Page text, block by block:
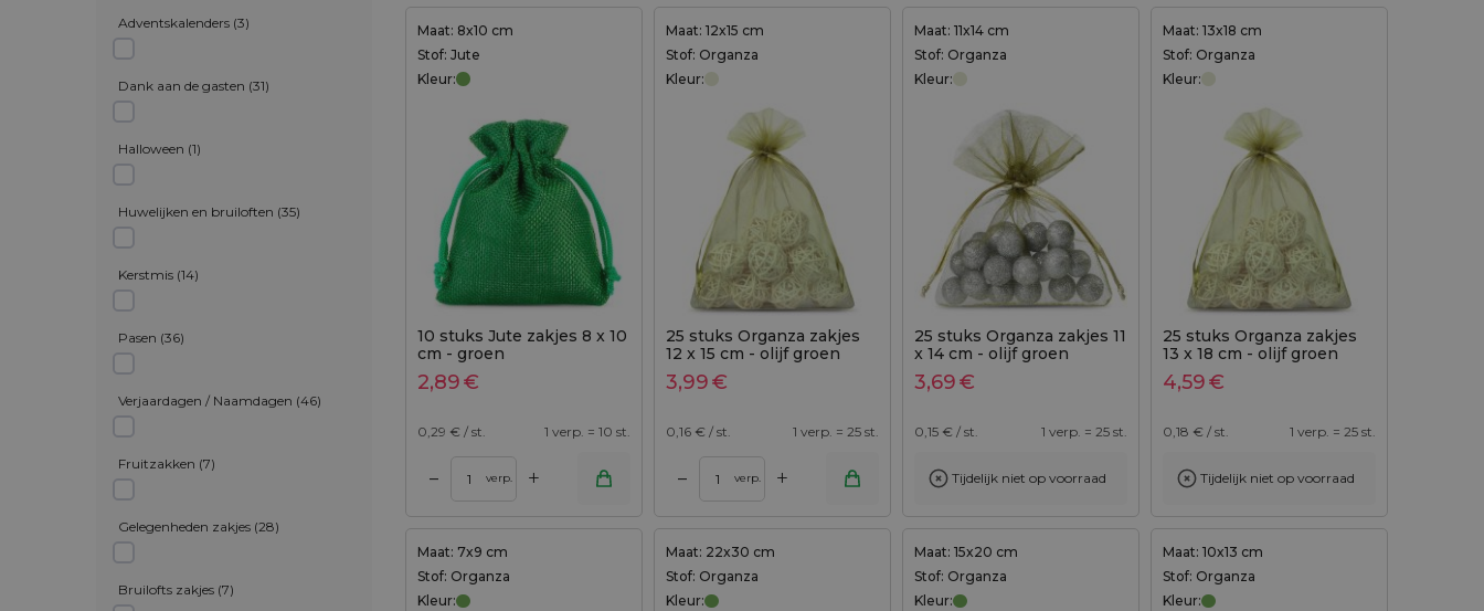
Adventskalenders (3)
Dank aan de gasten (31)
Halloween (1)
Huwelijken en bruiloften (35)
Kerstmis (14)
Pasen (36)
Verjaardagen / Naamdagen (46)
Fruitzakken (7)
Gelegenheden zakjes (28)
Bruilofts zakjes (7)
Maat: 8x10 cm
Stof: Jute
Kleur:
10 stuks Jute zakjes 8 x 10
cm - groen
2,89€
0,29 € / st. 1 verp. = 10 st.
– verp. +
aan winkelwagen
Maat: 12x15 cm
Stof: Organza
Kleur:
25 stuks Organza zakjes
12 x 15 cm - olijf groen
3,99€
0,16 € / st. 1 verp. = 25 st.
– verp. +
Maat: 11x14 cm
Stof: Organza
Kleur:
25 stuks Organza zakjes 11
x 14 cm - olijf groen
3,69€
0,15 € / st. 1 verp. = 25 st.
Tijdelijk niet op voorraad
Maat: 13x18 cm
Stof: Organza
Kleur:
25 stuks Organza zakjes
13 x 18 cm - olijf groen
4,59€
0,18 € / st. 1 verp. = 25 st.
Tijdelijk niet op voorraad
Maat: 7x9 cm
Stof: Organza
Kleur:
Maat: 22x30 cm
Stof: Organza
Kleur:
Maat: 15x20 cm
Stof: Organza
Kleur:
Maat: 10x13 cm
Stof: Organza
Kleur: